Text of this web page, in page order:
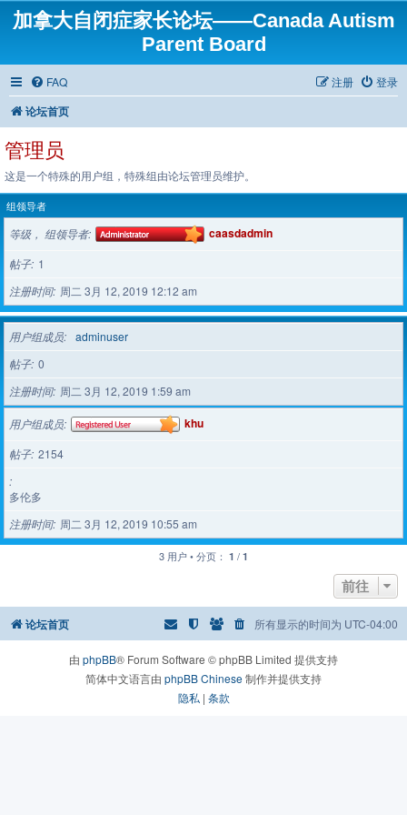
加拿大自闭症家长论坛——Canada Autism
Parent Board
FAQ 登录
注册
论坛首页
管理员
这是一个特殊的用户组，特殊组由论坛管理员维护。
组领导者
等级， 组领导者 caasdadmin
帖子 1
注册时间 周二 3月 12, 2019 12:12 am
用户组成员
adminuser
帖子 0
注册时间 周二 3月 12, 2019 1:59 am
用户组成员 khu
帖子 2154
多伦多
注册时间 周二 3月 12, 2019 10:55 am
3 用户 • 分页： 1 / 1
前往
论坛首页 所有显示的时间为 UTC-04:00
由 phpBB® Forum Software © phpBB Limited 提供支持
简体中文语言由 phpBB Chinese制作并提供支持
隐私| 条款